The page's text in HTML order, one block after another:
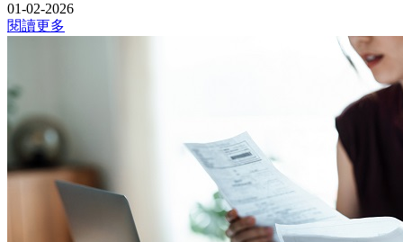
01-02-2026
閱讀更多